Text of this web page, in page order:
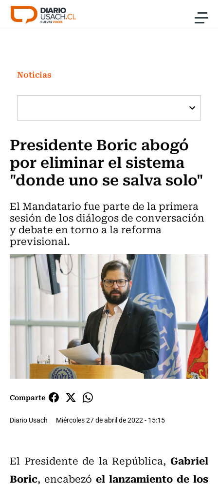
Click acá para ir directamente al contenido
Investigación
Cultura
Programas Radio y TV Usach
Noticias
Presidente Boric abogó
por eliminar el sistema
"donde uno se salva solo"
El Mandatario fue parte de la primera
sesión de los diálogos de conversación
y debate en torno a la reforma
previsional.
Comparte
Diario Usach Miércoles 27 de abril de 2022 - 15:15
El Presidente de la República, Gabriel
Boric, encabezó el lanzamiento de los